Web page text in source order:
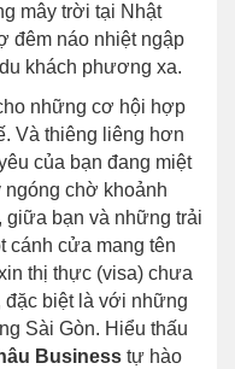
mây trời tại Nhật
đêm náo nhiệt ngập
khách phương xa.
những cơ hội hợp
Và thiêng liêng hơn
của bạn đang miệt
ngóng chờ khoảnh
giữa bạn và những trải
cánh cửa mang tên
thị thực (visa) chưa
đặc biệt là với những
Sài Gòn. Hiểu thấu
Business tự hào